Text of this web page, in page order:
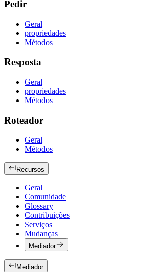
Pedir
Geral
propriedades
Métodos
Resposta
Geral
propriedades
Métodos
Roteador
Geral
Métodos
Recursos
Geral
Comunidade
Glossary
Contribuições
Serviços
Mudanças
Mediador
Mediador